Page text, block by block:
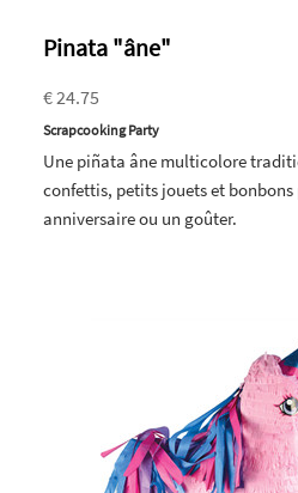
Pinata "âne"
€ 24.75
Scrapcooking Party
Une piñata âne multicolore
confettis, petits jouets et
anniversaire ou un goûter.